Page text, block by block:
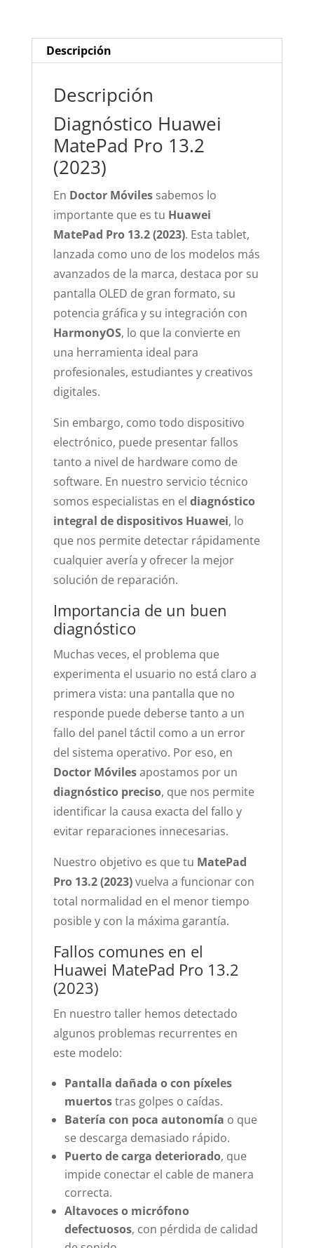
Descripción
Descripción
Diagnóstico Huawei
MatePad Pro 13.2
(2023)
En Doctor Móvilessabemos lo
importante que es tu Huawei
MatePad Pro 13.2 (2023). Esta tablet,
lanzada como uno de los modelos más
avanzados de la marca, destaca por su
pantalla OLED de gran formato, su
potencia gráfica y su integración con
HarmonyOS, lo que la convierte en
una herramienta ideal para
profesionales, estudiantes y creativos
digitales.
Sin embargo, como todo dispositivo
electrónico, puede presentar fallos
tanto a nivel de hardware como de
software. En nuestro servicio técnico
somos especialistas en el diagnóstico
integral de dispositivos Huawei, lo
que nos permite detectar rápidamente
cualquier avería y ofrecer la mejor
solución de reparación.
Importancia de un buen
diagnóstico
Muchas veces, el problema que
experimenta el usuario no está claro a
primera vista: una pantalla que no
responde puede deberse tanto a un
fallo del panel táctil como a un error
del sistema operativo. Por eso, en
Doctor Móvilesapostamos por un
diagnóstico preciso, que nos permite
identificar la causa exacta del fallo y
evitar reparaciones innecesarias.
Nuestro objetivo es que tu MatePad
Pro 13.2 (2023)vuelva a funcionar con
total normalidad en el menor tiempo
posible y con la máxima garantía.
Fallos comunes en el
Huawei MatePad Pro 13.2
(2023)
En nuestro taller hemos detectado
algunos problemas recurrentes en
este modelo:
Pantalla dañada o con píxeles
muertostras golpes o caídas.
Batería con poca autonomía o que
se descarga demasiado rápido.
Puerto de carga deteriorado, que
impide conectar el cable de manera
correcta.
Altavoces o micrófono
defectuosos, con pérdida de calidad